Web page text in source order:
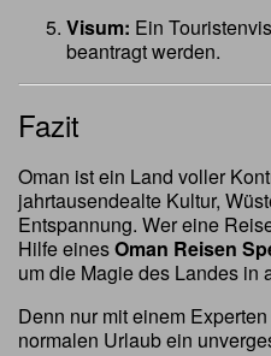
Visum: Ein
beantragt werden.
Fazit
Oman ist ein Land voller
jahrtausendealte Kultur,
Entspannung. Wer eine
Hilfe einesOman Reisen
um die Magie des Landes in
Denn nur mit einem
normalen Urlaub ein